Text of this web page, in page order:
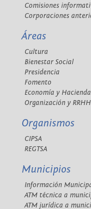
Comisiones
Corporaciones
Áreas
Cultura
Bienestar Social
Presidencia
Fomento
Economía y Hacienda
Organización y RRHH
Organismos
CIPSA
REGTSA
Municipios
Información
ATM técnica a
ATM jurídica a